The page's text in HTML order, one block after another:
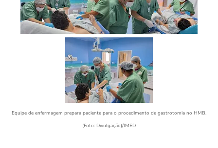
Equipe de enfermagem prepara paciente para o procedimento de gastrotomia no HMB.
(Foto: Divulgação)/IMED